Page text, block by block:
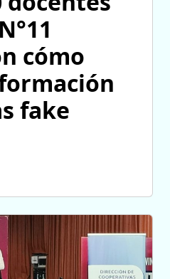
cómo
fake